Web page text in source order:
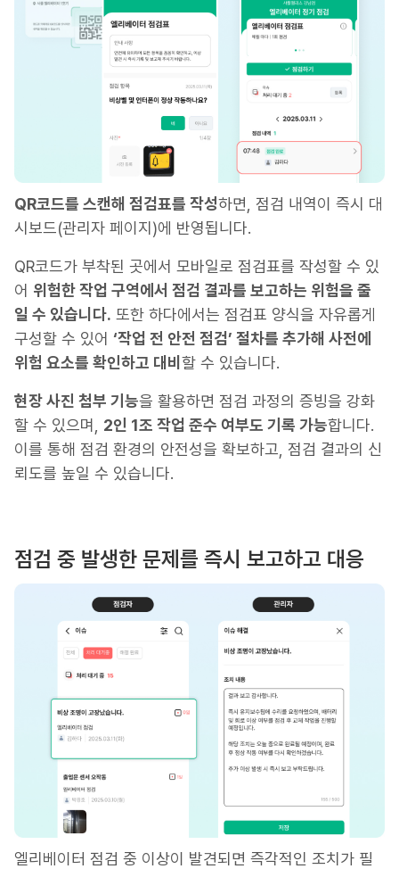
QR코드를 스캔해 점검표를 작성하면, 점검 내역이 즉시 대
시보드(관리자 페이지)에 반영됩니다.
QR코드가 부착된 곳에서 모바일로 점검표를 작성할 수 있
어 위험한 작업 구역에서 점검 결과를 보고하는 위험을 줄
일 수 있습니다. 또한 하다에서는 점검표 양식을 자유롭게
구성할 수 있어 ‘작업 전 안전 점검’ 절차를 추가해 사전에
위험 요소를 확인하고 대비 할 수 있습니다.
현장 사진 첨부 기능을 활용하면 점검 과정의 증빙을 강화
할 수 있으며, 2인 1조 작업 준수 여부도 기록 가능합니다.
이를 통해 점검 환경의 안전성을 확보하고, 점검 결과의 신
뢰도를 높일 수 있습니다.
점검 중 발생한 문제를 즉시 보고하고 대응
엘리베이터 점검 중 이상이 발견되면 즉각적인 조치가 필